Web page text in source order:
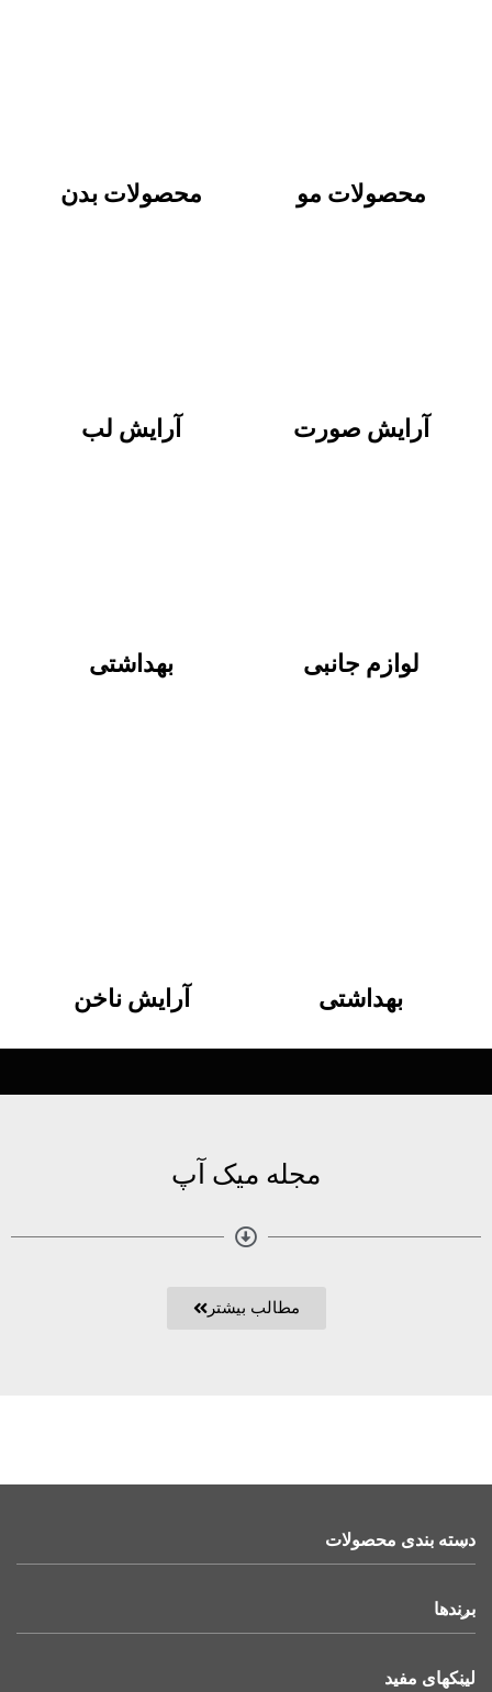
محصولات مو محصولات بدن
آرایش صورت
لوازم جانبی
آرایش لب
بهداشتی
بهداشتی آرایش ناخن
مجله میک آپ
مطالب بیشتر
دسته بندی محصولات
برندها
لینکهای مفید